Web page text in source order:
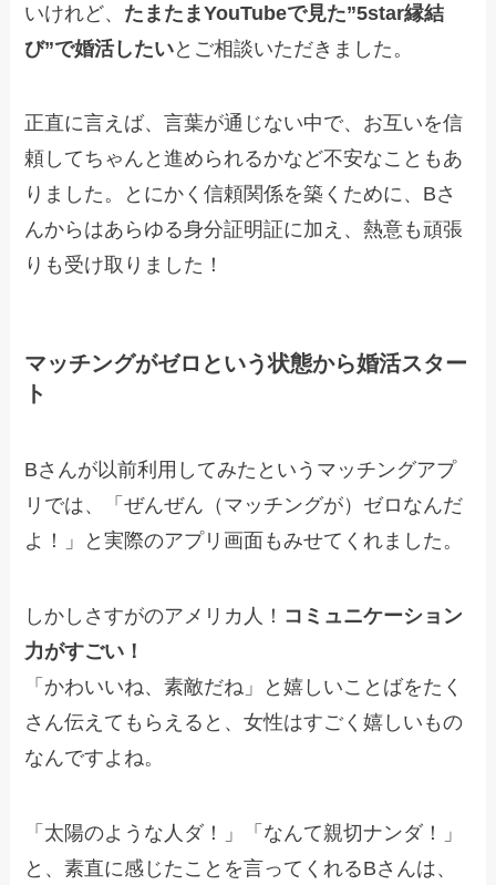
いけれど、 たまたまYouTubeで見た”5star縁結
び”で婚活したいとご相談いただきました。
正直に言えば、言葉が通じない中で、お互いを信
頼してちゃんと進められるかなど不安なこともあ
りました。とにかく信頼関係を築くために、Bさ
んからはあらゆる身分証明証に加え、熱意も頑張
りも受け取りました！
マッチングがゼロという状態から婚活スター
ト
Bさんが以前利用してみたというマッチングアプ
リでは、「ぜんぜん（マッチングが）ゼロなんだ
よ！」と実際のアプリ画面もみせてくれました。
しかしさすがのアメリカ人！ コミュニケーション
力がすごい！
「かわいいね、素敵だね」と嬉しいことばをたく
さん伝えてもらえると、女性はすごく嬉しいもの
なんですよね。
「太陽のような人ダ！」「なんて親切ナンダ！」
と、素直に感じたことを言ってくれるBさんは、